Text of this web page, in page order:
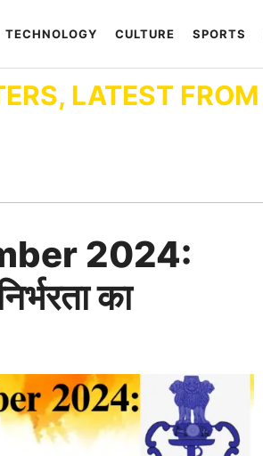
TECHNOLOGY CULTURE SPORTS
LATEST
2024:
का